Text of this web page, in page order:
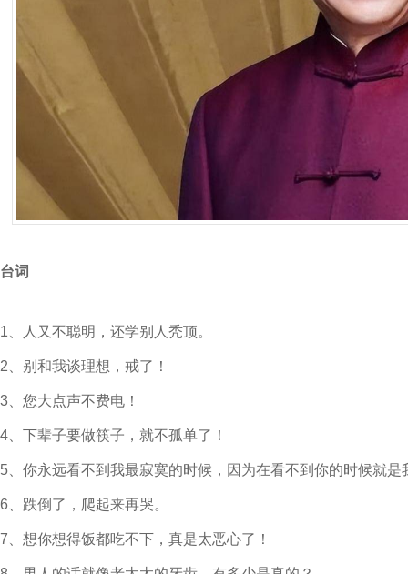
台词
1、人又不聪明，还学别人秃顶。
2、别和我谈理想，戒了！
3、您大点声不费电！
4、下辈子要做筷子，就不孤单了！
5、你永远看不到我最寂寞的时候，因为在看不到你的时候就是
6、跌倒了，爬起来再哭。
7、想你想得饭都吃不下，真是太恶心了！